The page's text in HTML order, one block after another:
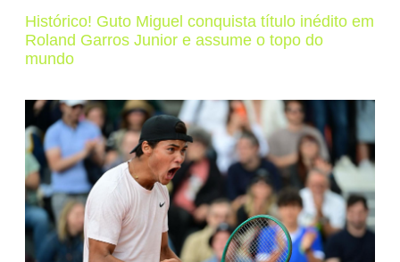
Histórico! Guto Miguel conquista título inédito em
Roland Garros Junior e assume o topo do
mundo